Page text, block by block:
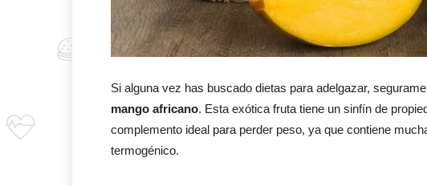
Si alguna vez has buscado dietas para adelgazar,
mango africano. Esta exótica fruta tiene un sinfín de
complemento ideal para perder peso, ya que contiene
termogénico.